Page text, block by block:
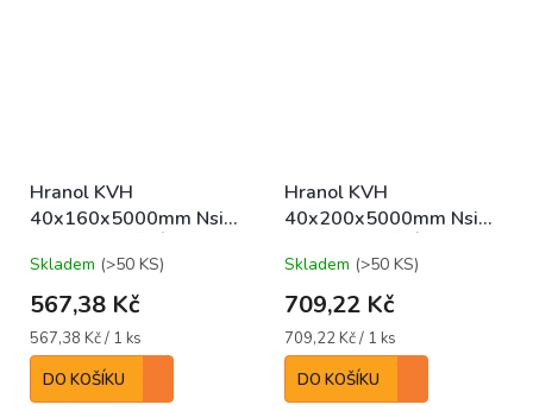
Hranol KVH
40x160x5000mm Nsi
Skladem (>50 KS)
567,38 Kč
Měrná
cena:
567,38 Kč / 1 ks
DO KOŠÍKU
Hranol KVH
40x200x5000mm Nsi
Skladem (>50 KS)
709,22 Kč
Měrná
cena:
709,22 Kč / 1 ks
DO KOŠÍKU